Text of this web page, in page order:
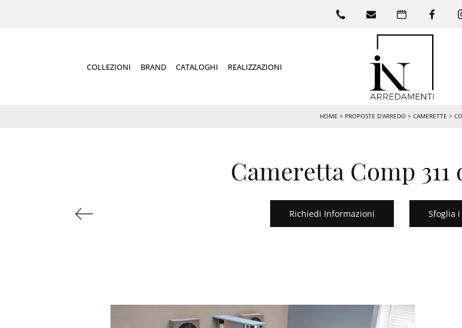
COLLEZIONI BRAND CATALOGHI REALIZZAZIONI
HOME > PROPOSTE D’ARREDO> CAMERETTE >
Cameretta Comp
Richiedi Informazioni Sfoglia